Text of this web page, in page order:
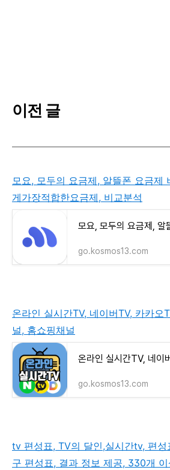
이전 글
모요, 모두의 요금제, 알뜰폰 요금제
게가장적합한요금제, 비교분석
go.kosmos13.com
온라인 실시간TV, 네이버TV, 카카오
널, 홈쇼핑채널
go.kosmos13.com
tv 편성표, TV의 달인,실시간tv, 편성
구 편성표, 결과 정보 제공, 330개